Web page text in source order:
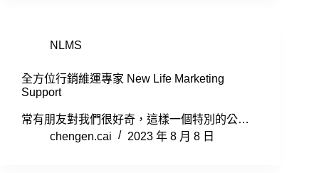
NLMS
全方位行銷維運專家 New Life Marketing
Support
常有朋友對我們很好奇，這樣一個特別的公…
chengen.cai
2023 年 8 月 8 日